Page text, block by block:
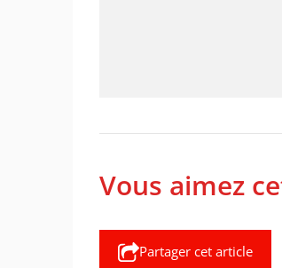
Vous aimez
Partager cet article